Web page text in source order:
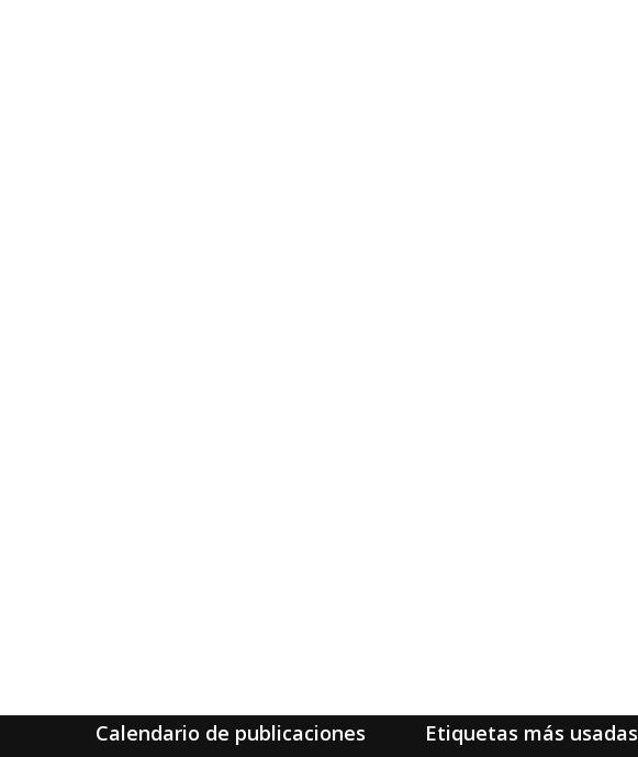
Calendario de publicaciones Etiquetas más usadas